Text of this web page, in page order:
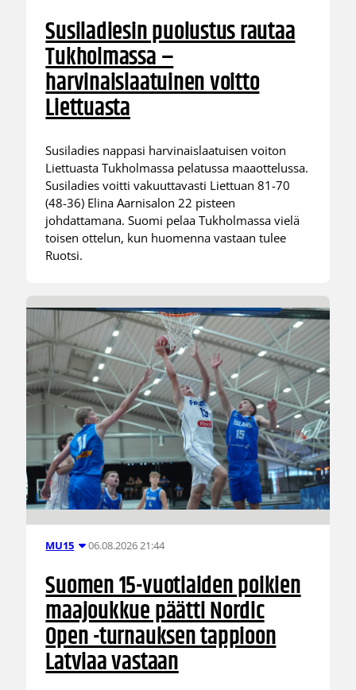
Susiladiesin puolustus rautaa
Tukholmassa –
harvinaislaatuinen voitto
Liettuasta
Susiladies nappasi harvinaislaatuisen voiton
Liettuasta Tukholmassa pelatussa maaottelussa.
Susiladies voitti vakuuttavasti Liettuan 81-70
(48-36) Elina Aarnisalon 22 pisteen
johdattamana. Suomi pelaa Tukholmassa vielä
toisen ottelun, kun huomenna vastaan tulee
Ruotsi.
MU15 06.08.2026 21:44
Suomen 15-vuotiaiden poikien
maajoukkue päätti Nordic
Open -turnauksen tappioon
Latviaa vastaan